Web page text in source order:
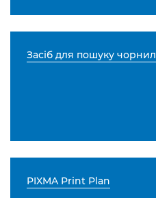
Засіб для пошуку чорнил
PIXMA Print Plan